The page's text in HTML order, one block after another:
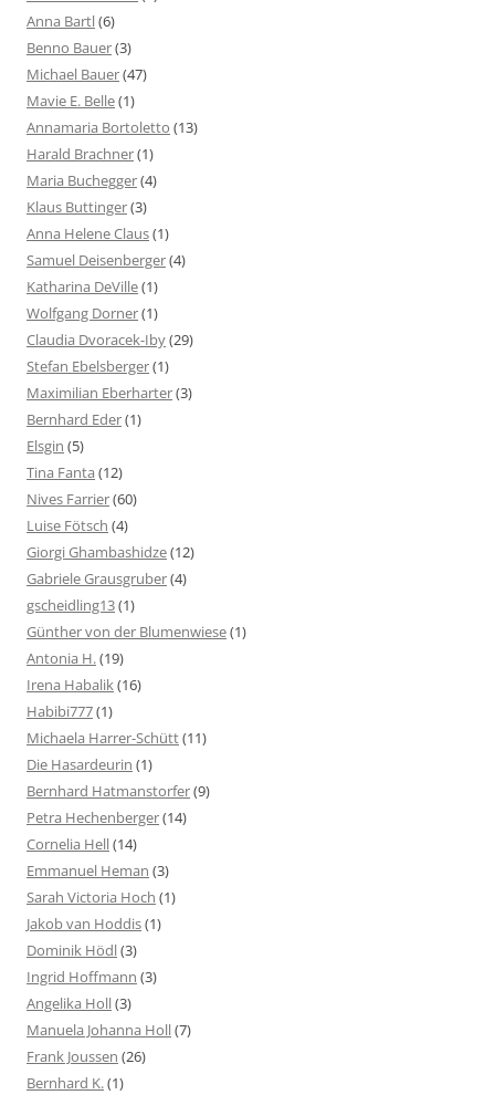
Anna Bartl(6)
Benno Bauer(3)
Michael Bauer(47)
Mavie E. Belle(1)
Annamaria Bortoletto (13)
Harald Brachner(1)
Maria Buchegger(4)
Klaus Buttinger(3)
Anna Helene Claus(1)
Samuel Deisenberger(4)
Katharina DeVille(1)
Wolfgang Dorner(1)
Claudia Dvoracek-Iby(29)
Stefan Ebelsberger(1)
Maximilian Eberharter(3)
Bernhard Eder(1)
Elsgin (5)
Tina Fanta (12)
Nives Farrier(60)
Luise Fötsch (4)
Giorgi Ghambashidze(12)
Gabriele Grausgruber(4)
gscheidling13(1)
Günther von der Blumenwiese(1)
Antonia H.(19)
Irena Habalik(16)
Habibi777(1)
Michaela Harrer-Schütt(11)
Die Hasardeurin (1)
Bernhard Hatmanstorfer(9)
Petra Hechenberger(14)
Cornelia Hell(14)
Emmanuel Heman (3)
Sarah Victoria Hoch (1)
Jakob van Hoddis(1)
Dominik Hödl(3)
Ingrid Hoffmann (3)
Angelika Holl(3)
Manuela Johanna Holl(7)
Frank Joussen (26)
Bernhard K.(1)